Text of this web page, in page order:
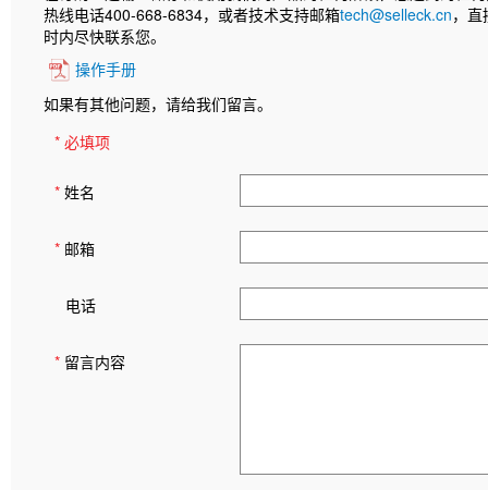
热线电话400-668-6834，或者技术支持邮箱tech@selleck.cn，
时内尽快联系您。
操作手册
如果有其他问题，请给我们留言。
* 必填项
* 姓名
* 邮箱
电话
* 留言内容